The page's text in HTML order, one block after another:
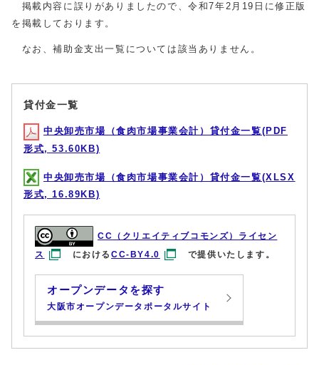
掲載内容に誤りがありましたので、令和7年2月19日に修正版
を掲載しております。
なお、補助金支出一覧については該当ありません。
貸付金一覧
中央卸売市場（食肉市場事業会計）貸付金一覧(PDF
形式, 53.60KB)
中央卸売市場（食肉市場事業会計）貸付金一覧(XLSX
形式, 16.89KB)
CC（クリエイティブコモンズ）ライセン
ス
におけるCC-BY4.0 で提供いたします。
オープンデータを探す
大阪市オープンデータポータルサイト